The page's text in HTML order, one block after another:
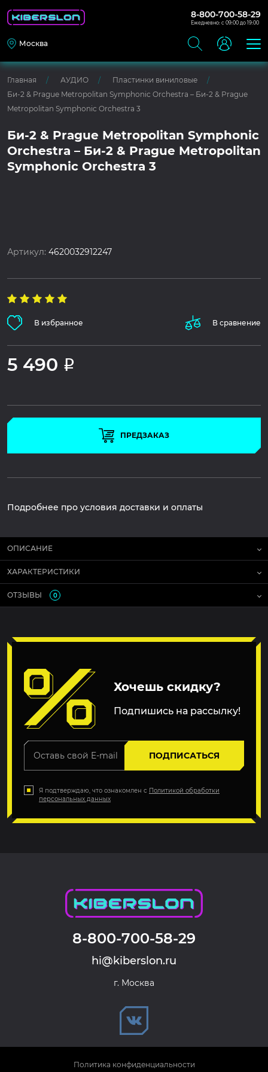
8-800-700-58-29
Ежедневно: с 09:00 до 19:00
Москва
Главная АУДИО
Пластинки виниловые
Би-2 & Prague Metropolitan Symphonic Orchestra – Би-2 & Prague
Metropolitan Symphonic Orchestra 3
Би-2 & Prague Metropolitan Symphonic
Orchestra – Би-2 & Prague Metropolitan
Symphonic Orchestra 3
Артикул:4620032912247
В избранное В сравнение
5 490 Р
ПРЕДЗАКАЗ
Подробнее про условия доставки и оплаты
ОПИСАНИЕ
ХАРАКТЕРИСТИКИ
ОТЗЫВЫ 0
Хочешь скидку?
Подпишись на рассылку!
ПОДПИСАТЬСЯ
Я подтверждаю, что ознакомлен с Политикой обработки
персональных данных
8-800-700-58-29
hi@kiberslon.ru
г. Москва
Политика конфиденциальности